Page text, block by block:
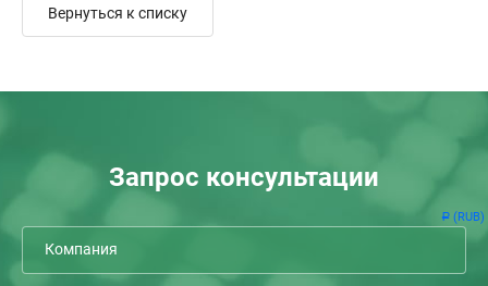
Р (RUB)
Вернуться к списку
Запрос консультации